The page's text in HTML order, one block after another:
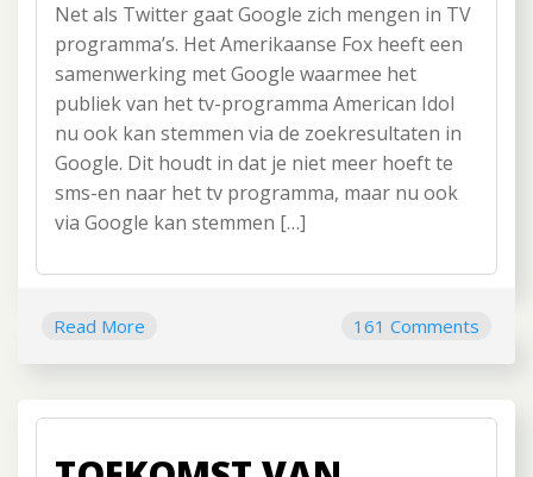
Net als Twitter gaat Google zich mengen in TV
programma’s. Het Amerikaanse Fox heeft een
samenwerking met Google waarmee het
publiek van het tv-programma American Idol
nu ook kan stemmen via de zoekresultaten in
Google. Dit houdt in dat je niet meer hoeft te
sms-en naar het tv programma, maar nu ook
via Google kan stemmen […]
Read More 161 Comments